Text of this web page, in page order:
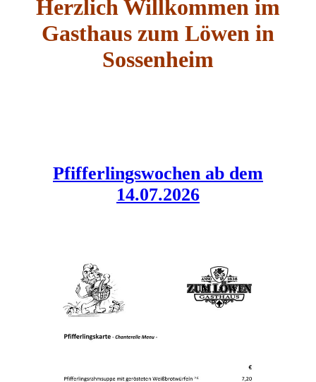
Herzlich Willkommen im
Gasthaus zum Löwen in
Sossenheim
Pfifferlingswochen ab dem
14.07.2026